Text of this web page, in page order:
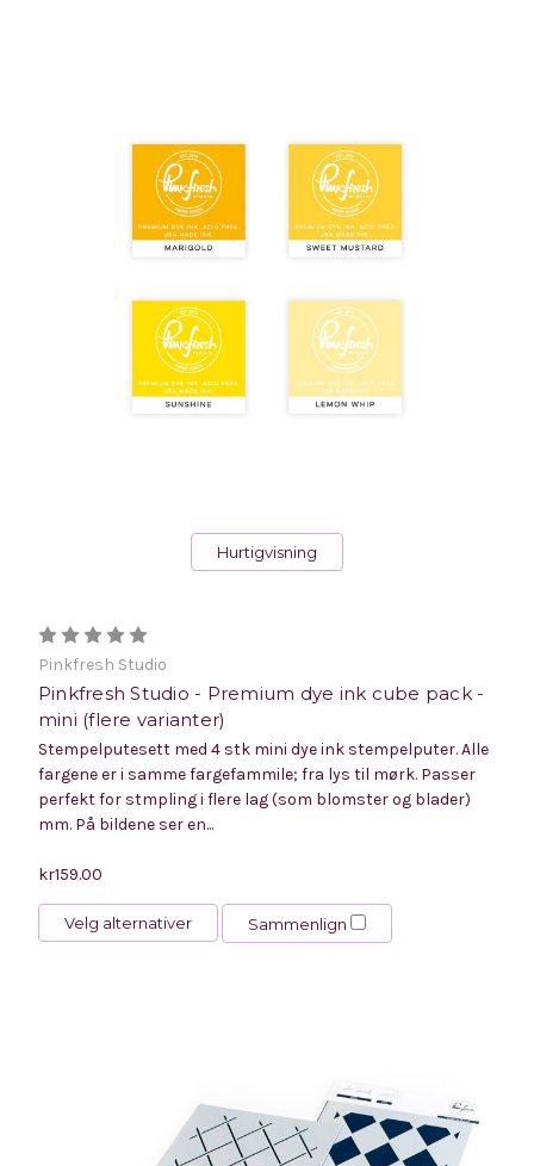
Hurtigvisning
Pinkfresh Studio
Pinkfresh Studio - Premium dye ink cube pack -
mini (flere varianter)
Stempelputesett med 4 stk mini dye ink stempelputer. Alle
fargene er i samme fargefammile; fra lys til mørk. Passer
perfekt for stmpling i flere lag (som blomster og blader)
mm. På bildene ser en...
kr159.00
Velg alternativer Sammenlign